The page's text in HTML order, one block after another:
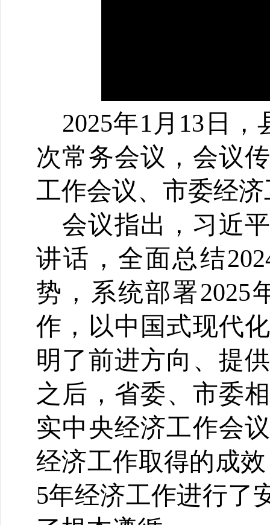
2025年1 月 13 日，
次常务会议， 会议
工作会议、市委经
会议指出， 习近
讲话，全面总结
势，系统部署2025
作，以中国式现代
明了前进方向、提
之后，省委、市委
实中央经济工作会
经济工作取得的成
5年经济工作进行了